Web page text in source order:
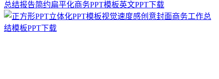
总结报告简约扁平化商务PPT模板英文PPT下载